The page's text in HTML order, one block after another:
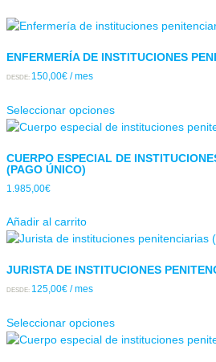
ENFERMERÍA DE INSTITUCIONES
DESDE: 150,00€ / mes
Seleccionar opciones
CUERPO ESPECIAL DE
(PAGO ÚNICO)
1.985,00€
Añadir al carrito
JURISTA DE INSTITUCIONES
DESDE: 125,00€ / mes
Seleccionar opciones